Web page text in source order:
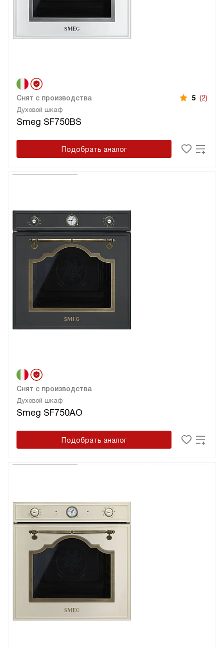
Духовой шкаф
Smeg SF750BS
Снят с производства 5 (2)
Подобрать аналог
Духовой шкаф
Smeg SF750AO
Снят с производства
Подобрать аналог